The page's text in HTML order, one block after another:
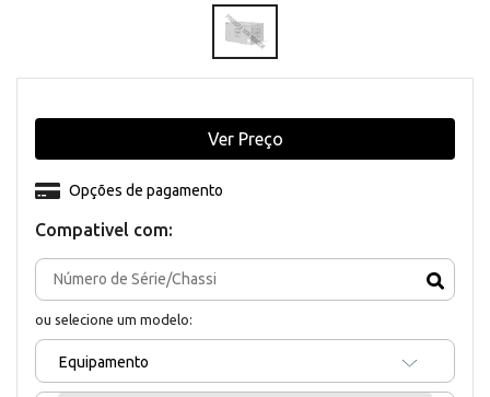
Compativel com:
ou selecione um modelo:
Equipamento
Opções de pagamento
Ver Preço